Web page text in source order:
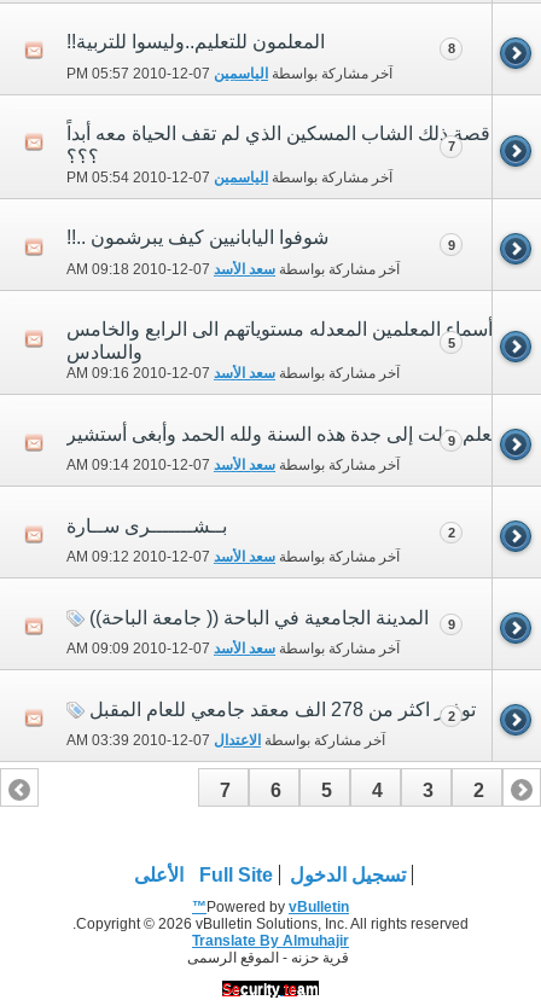
المعلمون للتعليم..وليسوا للتربية!!
آخر مشاركة بواسطة الياسمين 07-12-2010
05:57 PM
8
قصة ذلك الشاب المسكين الذي لم تقف الحياة معه أبداً
؟؟؟
آخر مشاركة بواسطة الياسمين 07-12-2010
05:54 PM
7
شوفوا اليابانيين كيف يبرشمون ..!!
آخر مشاركة بواسطة سعد الأسد 07-12-2010
09:18 AM
9
أسماء المعلمين المعدله مستوياتهم الى الرابع والخامس
والسادس
آخر مشاركة بواسطة سعد الأسد 07-12-2010
09:16 AM
5
أنا معلم نقلت إلى جدة هذه السنة ولله الحمد وأبغى أستشير
آخر مشاركة بواسطة سعد الأسد 07-12-2010
09:14 AM
9
بــشـــــــرى ســارة
آخر مشاركة بواسطة سعد الأسد 07-12-2010
09:12 AM
2
المدينة الجامعية في الباحة (( جامعة الباحة))
آخر مشاركة بواسطة سعد الأسد 07-12-2010
09:09 AM
9
توفير اكثر من 278 الف معقد جامعي للعام المقبل
آخر مشاركة بواسطة الاعتدال 07-12-2010
03:39 AM
2
1
2
3
4
5
6
7
تسجيل الدخول Full Site الأعلى
Powered by vBulletin™
Copyright © 2026 vBulletin Solutions, Inc. All rights reserved.
Translate By Almuhajir
قرية حزنه - الموقع الرسمى
Security team